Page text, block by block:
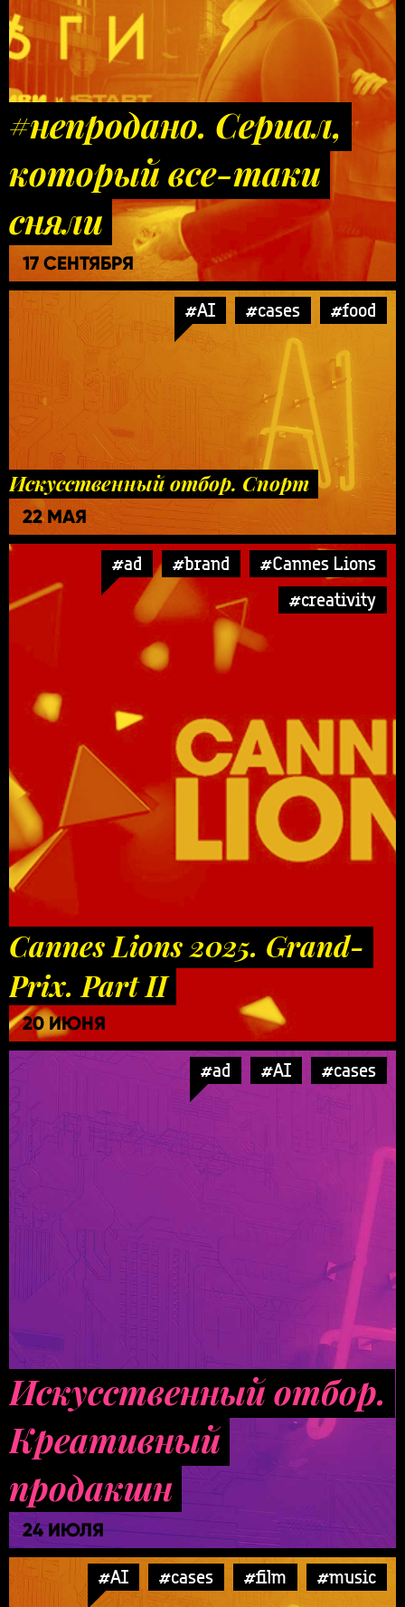
#непродано. Сериал,
который все-таки
сняли
17 СЕНТЯБРЯ
#AI #cases #food
Искусственный отбор. Спорт
22 МАЯ
#ad #brand
#Cannes Lions
#creativity
Cannes Lions 2025. Grand-
Prix. Part II
20 ИЮНЯ
#ad #AI #cases
Искусственный отбор.
Креативный
продакшн
24 ИЮЛЯ
#AI #cases #film #music